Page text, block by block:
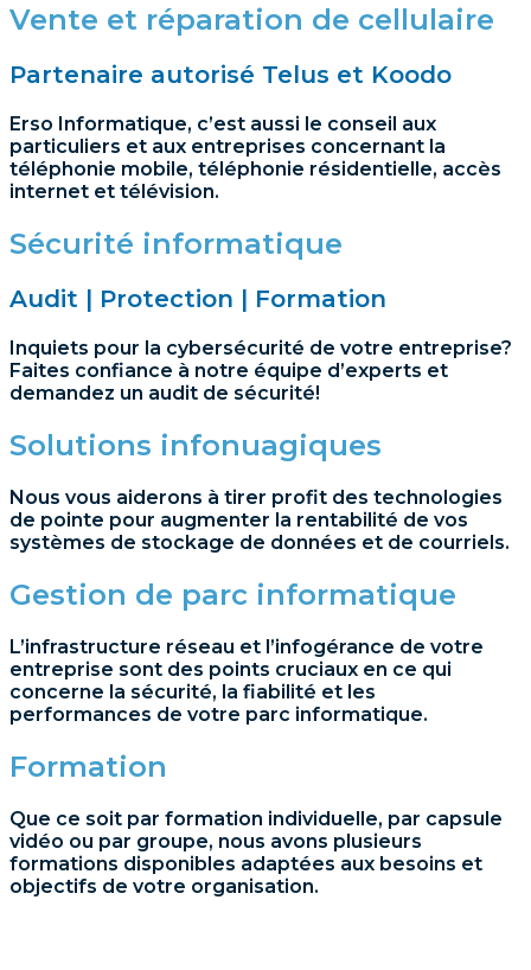
Vente et réparation de cellulaire
Partenaire autorisé Telus et Koodo
Erso Informatique, c’est aussi le conseil aux
particuliers et aux entreprises concernant la
téléphonie mobile, téléphonie résidentielle, accès
internet et télévision.
Sécurité informatique
Audit | Protection | Formation
Inquiets pour la cybersécurité de votre entreprise?
Faites confiance à notre équipe d’experts et
demandez un audit de sécurité!
Solutions infonuagiques
Nous vous aiderons à tirer profit des technologies
de pointe pour augmenter la rentabilité de vos
systèmes de stockage de données et de courriels.
Gestion de parc informatique
L’infrastructure réseau et l’infogérance de votre
entreprise sont des points cruciaux en ce qui
concerne la sécurité, la fiabilité et les
performances de votre parc informatique.
Formation
Que ce soit par formation individuelle, par capsule
vidéo ou par groupe, nous avons plusieurs
formations disponibles adaptées aux besoins et
objectifs de votre organisation.